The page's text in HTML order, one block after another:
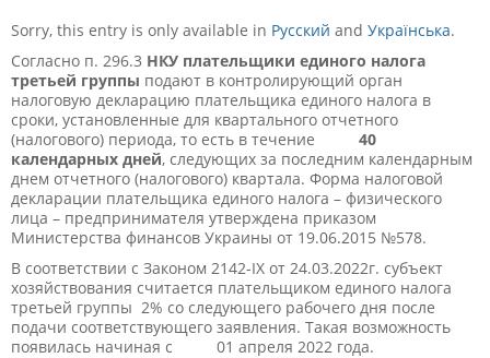
Sorry, this entry is only available in Русский and Українська.
Согласно п. 296.3 НКУ плательщики единого налога
третьей группы подают в контролирующий орган
налоговую декларацию плательщика единого налога в
сроки, установленные для квартального отчетного
(налогового) периода, то есть в течение 40
календарных дней, следующих за последним календарным
днем отчетного (налогового) квартала. Форма налоговой
декларации плательщика единого налога – физического
лица – предпринимателя утверждена приказом
Министерства финансов Украины от 19.06.2015 №578.
В соответствии с Законом 2142-IX от 24.03.2022г. субъект
хозяйствования считается плательщиком единого налога
третьей группы 2% со следующего рабочего дня после
подачи соответствующего заявления. Такая возможность
появилась начиная с 01 апреля 2022 года.